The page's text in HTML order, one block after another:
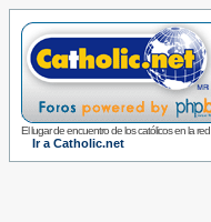
El lugar de encuentro de los católicos en la red
Ir a Catholic.net